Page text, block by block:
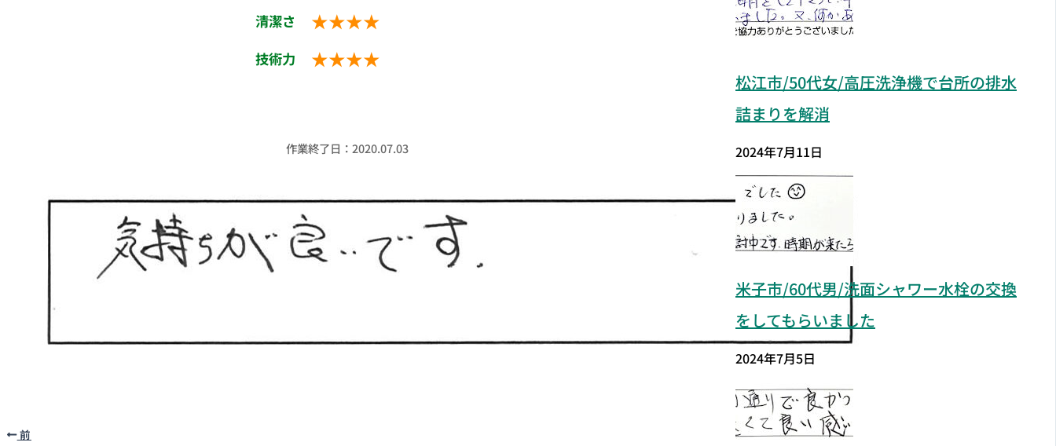
清潔さ ★★★★
技術力 ★★★★
作業終了日：2020.07.03
前
松江市/50代女/高圧洗浄機で台所の排水
詰まりを解消
2024年7月11日
米子市/60代男/洗面シャワー水栓の交換
をしてもらいました
2024年7月5日